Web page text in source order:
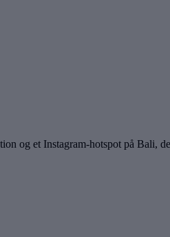
og et Instagram-hotspot på Bali,